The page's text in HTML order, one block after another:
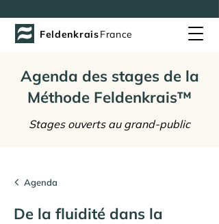
FeldenkraisFrance
Agenda des stages de la
Méthode Feldenkrais™
Stages ouverts au grand-public
Agenda
De la fluidité dans la